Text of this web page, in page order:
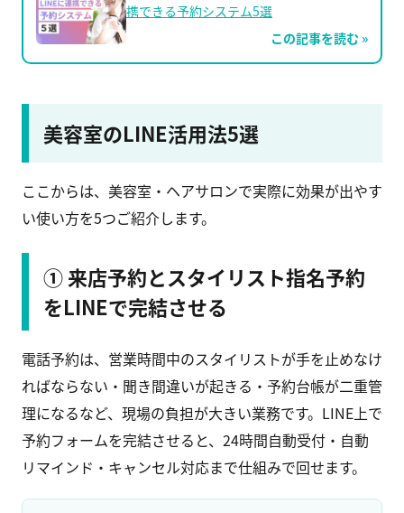
携できる予約システム5選
この記事を読む »
美容室のLINE活用法5選
ここからは、美容室・ヘアサロンで実際に効果が出やす
い使い方を5つご紹介します。
① 来店予約とスタイリスト指名予約
をLINEで完結させる
電話予約は、営業時間中のスタイリストが手を止めなけ
ればならない・聞き間違いが起きる・予約台帳が二重管
理になるなど、現場の負担が大きい業務です。LINE上で
予約フォームを完結させると、24時間自動受付・自動
リマインド・キャンセル対応まで仕組みで回せます。